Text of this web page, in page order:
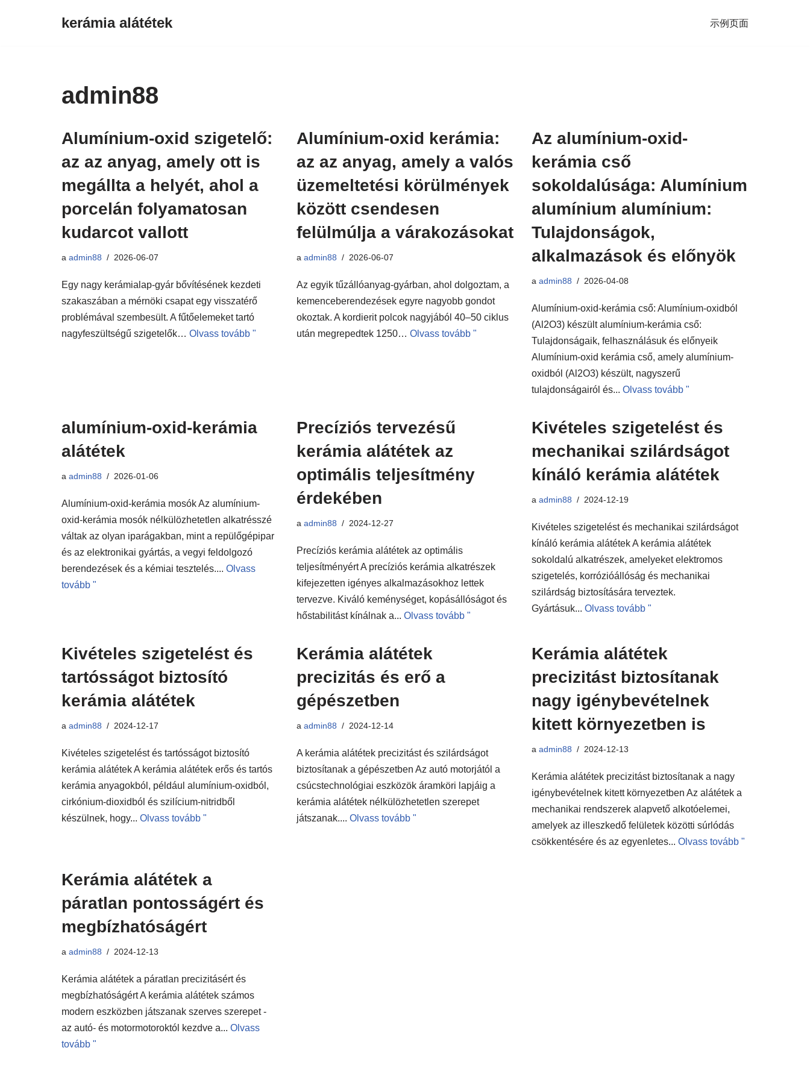
kerámia alátétek 示例页面
admin88
Alumínium-oxid szigetelő:
az az anyag, amely ott is
megállta a helyét, ahol a
porcelán folyamatosan
kudarcot vallott
a admin88 2026-06-07
Egy nagy kerámialap-gyár bővítésének kezdeti
szakaszában a mérnöki csapat egy visszatérő
problémával szembesült. A fűtőelemeket tartó
nagyfeszültségű szigetelők… Olvass tovább "
Alumínium-oxid kerámia:
az az anyag, amely a valós
üzemeltetési körülmények
között csendesen
felülmúlja a várakozásokat
a admin88 2026-06-07
Az egyik tűzállóanyag-gyárban, ahol dolgoztam, a
kemenceberendezések egyre nagyobb gondot
okoztak. A kordierit polcok nagyjából 40–50 ciklus
után megrepedtek 1250… Olvass tovább "
Az alumínium-oxid-
kerámia cső
sokoldalúsága: Alumínium
alumínium alumínium:
Tulajdonságok,
alkalmazások és előnyök
a admin88 2026-04-08
Alumínium-oxid-kerámia cső: Alumínium-oxidból
(Al2O3) készült alumínium-kerámia cső:
Tulajdonságaik, felhasználásuk és előnyeik
Alumínium-oxid kerámia cső, amely alumínium-
oxidból (Al2O3) készült, nagyszerű
tulajdonságairól és... Olvass tovább "
alumínium-oxid-kerámia
alátétek
a admin88 2026-01-06
Alumínium-oxid-kerámia mosók Az alumínium-
oxid-kerámia mosók nélkülözhetetlen alkatrésszé
váltak az olyan iparágakban, mint a repülőgépipar
és az elektronikai gyártás, a vegyi feldolgozó
berendezések és a kémiai tesztelés.... Olvass
tovább "
Precíziós tervezésű
kerámia alátétek az
optimális teljesítmény
érdekében
a admin88 2024-12-27
Precíziós kerámia alátétek az optimális
teljesítményért A precíziós kerámia alkatrészek
kifejezetten igényes alkalmazásokhoz lettek
tervezve. Kiváló keménységet, kopásállóságot és
hőstabilitást kínálnak a... Olvass tovább "
Kivételes szigetelést és
mechanikai szilárdságot
kínáló kerámia alátétek
a admin88 2024-12-19
Kivételes szigetelést és mechanikai szilárdságot
kínáló kerámia alátétek A kerámia alátétek
sokoldalú alkatrészek, amelyeket elektromos
szigetelés, korrózióállóság és mechanikai
szilárdság biztosítására terveztek.
Gyártásuk... Olvass tovább "
Kivételes szigetelést és
tartósságot biztosító
kerámia alátétek
a admin88 2024-12-17
Kivételes szigetelést és tartósságot biztosító
kerámia alátétek A kerámia alátétek erős és tartós
kerámia anyagokból, például alumínium-oxidból,
cirkónium-dioxidból és szilícium-nitridből
készülnek, hogy... Olvass tovább "
Kerámia alátétek
precizitás és erő a
gépészetben
a admin88 2024-12-14
A kerámia alátétek precizitást és szilárdságot
biztosítanak a gépészetben Az autó motorjától a
csúcstechnológiai eszközök áramköri lapjáig a
kerámia alátétek nélkülözhetetlen szerepet
játszanak.... Olvass tovább "
Kerámia alátétek
precizitást biztosítanak
nagy igénybevételnek
kitett környezetben is
a admin88 2024-12-13
Kerámia alátétek precizitást biztosítanak a nagy
igénybevételnek kitett környezetben Az alátétek a
mechanikai rendszerek alapvető alkotóelemei,
amelyek az illeszkedő felületek közötti súrlódás
csökkentésére és az egyenletes... Olvass tovább "
Kerámia alátétek a
páratlan pontosságért és
megbízhatóságért
a admin88 2024-12-13
Kerámia alátétek a páratlan precizitásért és
megbízhatóságért A kerámia alátétek számos
modern eszközben játszanak szerves szerepet -
az autó- és motormotoroktól kezdve a... Olvass
tovább "